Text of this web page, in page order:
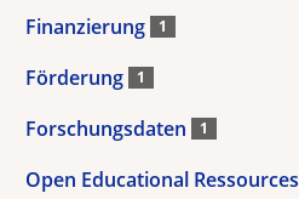
Finanzierung 1
Förderung 1
Forschungsdaten 1
Open Educational Ressources